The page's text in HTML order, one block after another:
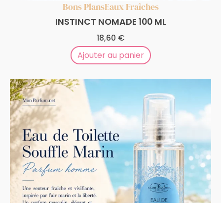
Bons PlansEaux Fraîches
INSTINCT NOMADE 100 ML
18,60 €
Ajouter au panier